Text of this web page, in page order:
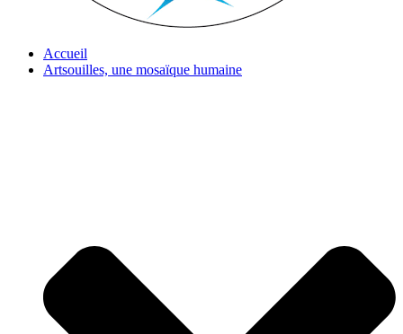
Accueil
Artsouilles, une mosaïque humaine